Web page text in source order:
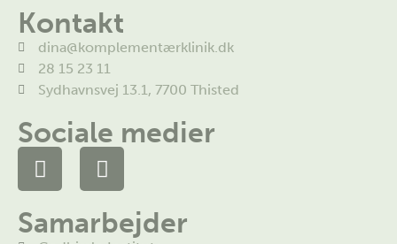
Kontakt
dina@komplementærklinik.dk
28 15 23 11
Sydhavnsvej 13.1, 7700 Thisted
Sociale medier
Samarbejder